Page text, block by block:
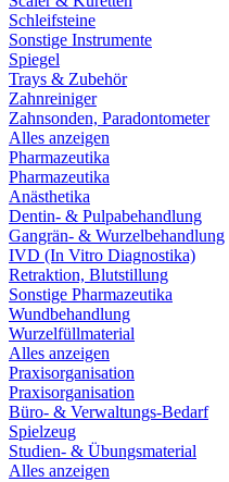
Schleifsteine
Sonstige Instrumente
Spiegel
Trays & Zubehör
Zahnreiniger
Zahnsonden, Paradontometer
Alles anzeigen
Pharmazeutika
Pharmazeutika
Anästhetika
Dentin- & Pulpabehandlung
Gangrän- & Wurzelbehandlung
IVD (In Vitro Diagnostika)
Retraktion, Blutstillung
Sonstige Pharmazeutika
Wundbehandlung
Wurzelfüllmaterial
Alles anzeigen
Praxisorganisation
Praxisorganisation
Büro- & Verwaltungs-Bedarf
Spielzeug
Studien- & Übungsmaterial
Alles anzeigen